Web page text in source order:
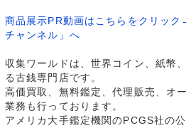
商品展示PR動画はこちらをクリッ
チャンネル」へ
収集ワールドは、世界コイン、紙幣
る古銭専門店です。
高価買取、無料鑑定、代理販売、オ
業務も行っております。
アメリカ大手鑑定機関のPCGS社の